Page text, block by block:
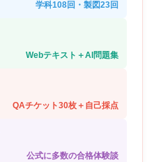
学科108回・製図23回
Webテキスト＋AI問題集
QAチケット30枚＋自己採点
公式に多数の合格体験談